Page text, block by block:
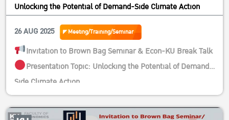
Unlocking the Potential of Demand-Side Climate Action
26 AUG 2025
Meeting/Training/Seminar
Invitation to Brown Bag Seminar & Econ-KU Break Talk
Presentation Topic: Unlocking the Potential of Demand-
Side Climate Action
Speaker: Asst. Prof. Jie-Sheng Tan-Soo
Position: